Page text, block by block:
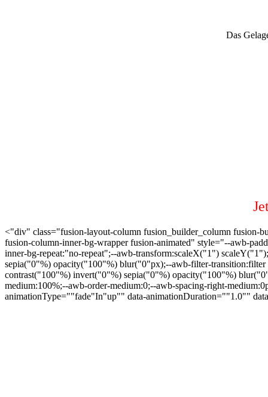
Das
<"div" class="fusion-layout-column fusion_builder_column
fusion-column-inner-bg-wrapper fusion-animated" style="--awb-
inner-bg-repeat:"no-repeat";--awb-transform:scaleX("1")
sepia("0"%) opacity("100"%) blur("0"px);--awb-filter-transition:filter
contrast("100"%) invert("0"%) sepia("0"%) opacity("100"%)
medium:100%;--awb-order-medium:0;--awb-spacing-right-
animationType=""fade"In"up"" data-animationDuration=""1.0""